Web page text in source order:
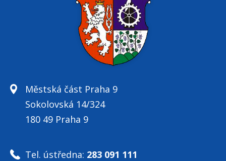
Městská část Praha 9
Sokolovská 14/324
180 49 Praha 9
Tel. ústředna: 283 091 111